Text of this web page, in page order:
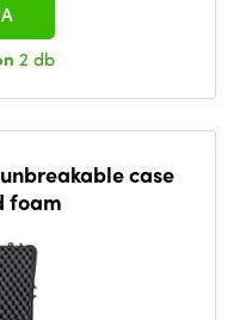
2 db
case
foam